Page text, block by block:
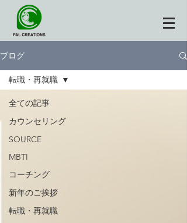
ブログ
全ての記事
カウンセリング
SOURCE
MBTI
コーチング
新年のご挨拶
転職・再就職
転職・再就職